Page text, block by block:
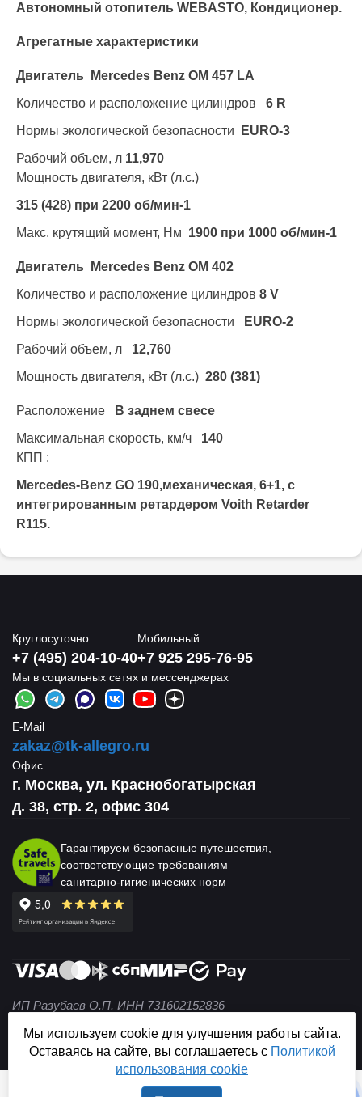
Автономный отопитель WEBASTO, Кондиционер.
Агрегатные характеристики
Двигатель Mercedes Benz OM 457 LA
Количество и расположение цилиндров
6 R
Нормы экологической безопасности
EURO-3
Рабочий объем, л 11,970
Мощность двигателя, кВт (л.с.)
315 (428) при 2200 об/мин-1
Макс. крутящий момент, Нм 1900 при 1000 об/мин-1
Двигатель Mercedes Benz OM 402
Количество и расположение цилиндров 8 V
Нормы экологической безопасности
EURO-2
Рабочий объем, л
12,760
Мощность двигателя, кВт (л.с.) 280 (381)
Расположение
В заднем свесе
Максимальная скорость, км/ч
140
КПП :
Mercedes-Benz GO 190,механическая, 6+1, с
интегрированным ретардером Voith Retarder
R115.
Круглосуточно
+7 (495) 204-10-40
Мобильный
+7 925 295-76-95
Мы в социальных сетях и мессенджерах
E-Mail
zakaz@tk-allegro.ru
Офис
г. Москва, ул. Краснобогатырская
д. 38, стр. 2, офис 304
Гарантируем безопасные путешествия,
соответствующие требованиям
санитарно-гигиенических норм
ИП Разубаев О.П. ИНН 731602152836
ГК РФ).
Мы используем cookie для улучшения работы сайта.
Оставаясь на сайте, вы соглашаетесь с Политикой
использования cookie